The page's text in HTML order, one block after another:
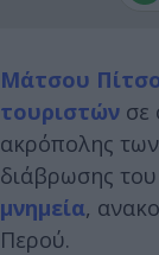
Μάτσου
τουριστών σε
ακρόπολης
διάβρωσης του
μνημεία,
Περού.